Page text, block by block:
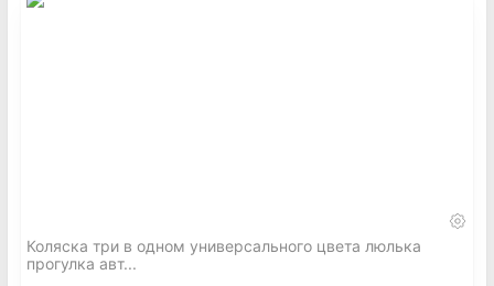
Коляска три в одном универсального цвета люлька
прогулка авт...